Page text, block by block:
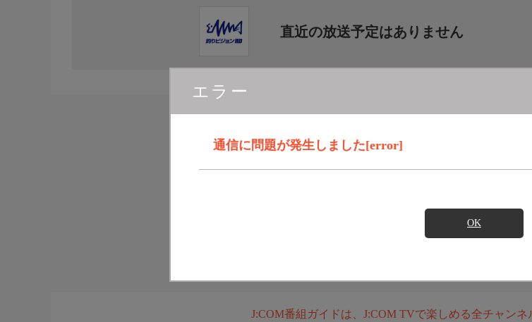
エラー
通信に問題が発生しました[error]
OK
直近の放送予定はありません
J:COM番組ガイドは、J:COM TVで楽しめる全チャンネ